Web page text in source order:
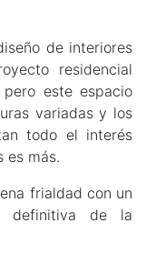
de interiores
residencial
pero este espacio
variadas y los
todo el interés
es más.
frialdad con un
definitiva de la